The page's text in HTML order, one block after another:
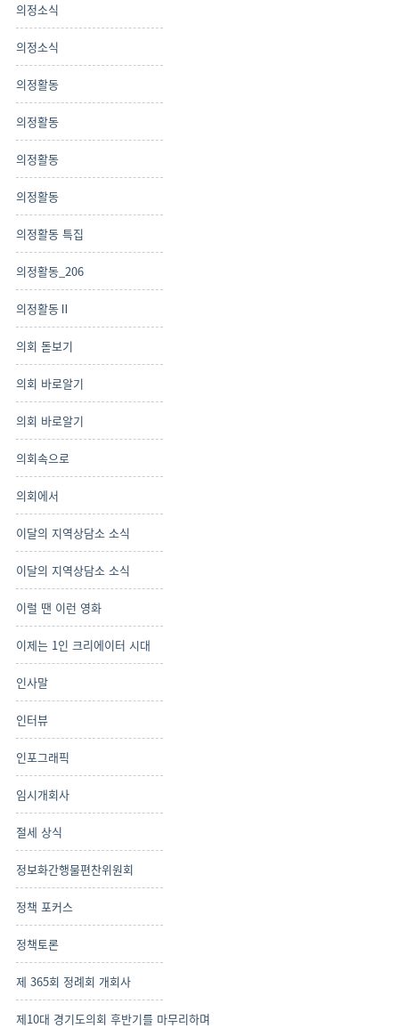
의정소식
의정소식
의정활동
의정활동
의정활동
의정활동
의정활동 특집
의정활동_206
의정활동Ⅱ
의회 돋보기
의회 바로알기
의회 바로알기
의회속으로
의회에서
이달의 지역상담소 소식
이달의 지역상담소 소식
이럴 땐 이런 영화
이제는 1인 크리에이터 시대
인사말
인터뷰
인포그래픽
임시개회사
절세 상식
정보화간행물편찬위원회
정책 포커스
정책토론
제 365회 정례회 개회사
제10대 경기도의회 후반기를 마무리하며